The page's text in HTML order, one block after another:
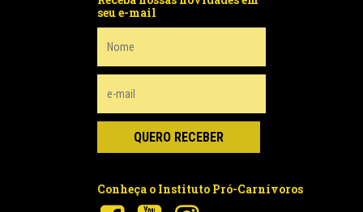
seu e-mail
Conheça o Instituto Pró-Carnívoros